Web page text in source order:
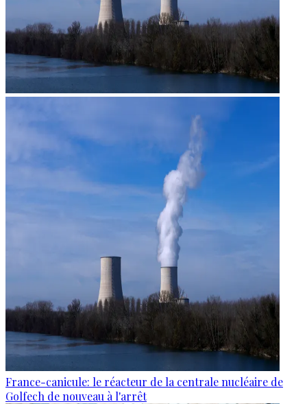
France-canicule: le réacteur de la centrale nucléaire de
Golfech de nouveau à l'arrêt